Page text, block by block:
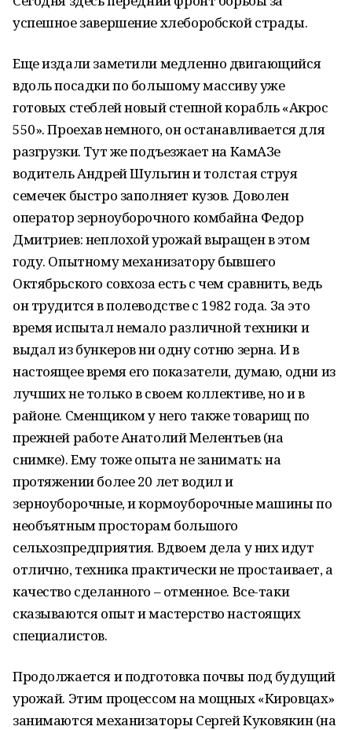
успешное завершение хлеборобской страды.
Еще издали заметили медленно двигающийся
вдоль посадки по большому массиву уже
готовых стеблей новый степной корабль «Акрос
550». Проехав немного, он останавливается для
разгрузки. Тут же подъезжает на КамАЗе
водитель Андрей Шульгин и толстая струя
семечек быстро заполняет кузов. Доволен
оператор зерноуборочного комбайна Федор
Дмитриев: неплохой урожай выращен в этом
году. Опытному механизатору бывшего
Октябрьского совхоза есть с чем сравнить, ведь
он трудится в полеводстве с 1982 года. За это
время испытал немало различной техники и
выдал из бункеров ни одну сотню зерна. И в
настоящее время его показатели, думаю, одни из
лучших не только в своем коллективе, но и в
районе. Сменщиком у него также товарищ по
прежней работе Анатолий Мелентьев (на
снимке). Ему тоже опыта не занимать: на
протяжении более 20 лет водил и
зерноуборочные, и кормоуборочные машины по
необъятным просторам большого
сельхозпредприятия. Вдвоем дела у них идут
отлично, техника практически не простаивает, а
качество сделанного – отменное. Все-таки
сказываются опыт и мастерство настоящих
специалистов.
Продолжается и подготовка почвы под будущий
урожай. Этим процессом на мощных «Кировцах»
занимаются механизаторы Сергей Куковякин (на